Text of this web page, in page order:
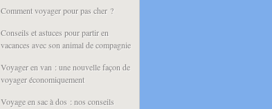
Comment voyager pour pas cher ?
Conseils et astuces pour partir en
vacances avec son animal de compagnie
Voyager en van : une nouvelle façon de
voyager économiquement
Voyage en sac à dos : nos conseils